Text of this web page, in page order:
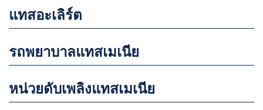
แทสอะเลิร์ต
รถพยาบาลแทสเมเนีย
หน่วยดับเพลิงแทสเมเนีย